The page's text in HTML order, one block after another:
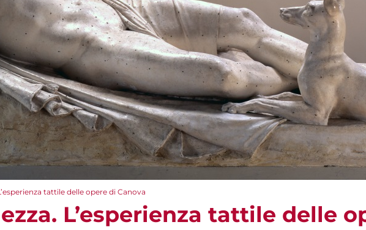
tattile delle opere di Canova
L’esperienza tattile delle